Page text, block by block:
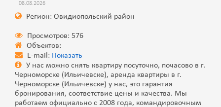
08.08.2026
Регион: Овидиопольский район
Просмотров: 576
Объектов:
E-mail: Показать
‎У нас можно снять квартиру посуточно, почасово в г.
Черноморске (Ильичевске), аренда квартиры в г.
Черноморске (Ильичевске) у нас, это гарантия
бронирования, соответствие цены и качества. Мы
работаем официально с 2008 года, командировочным